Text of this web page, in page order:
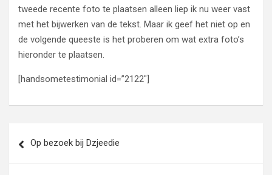
tweede recente foto te plaatsen alleen liep ik nu weer vast
met het bijwerken van de tekst. Maar ik geef het niet op en
de volgende queeste is het proberen om wat extra foto’s
hieronder te plaatsen.
[handsometestimonial id=”2122″]
navigatie
Op bezoek bij Dzjeedie